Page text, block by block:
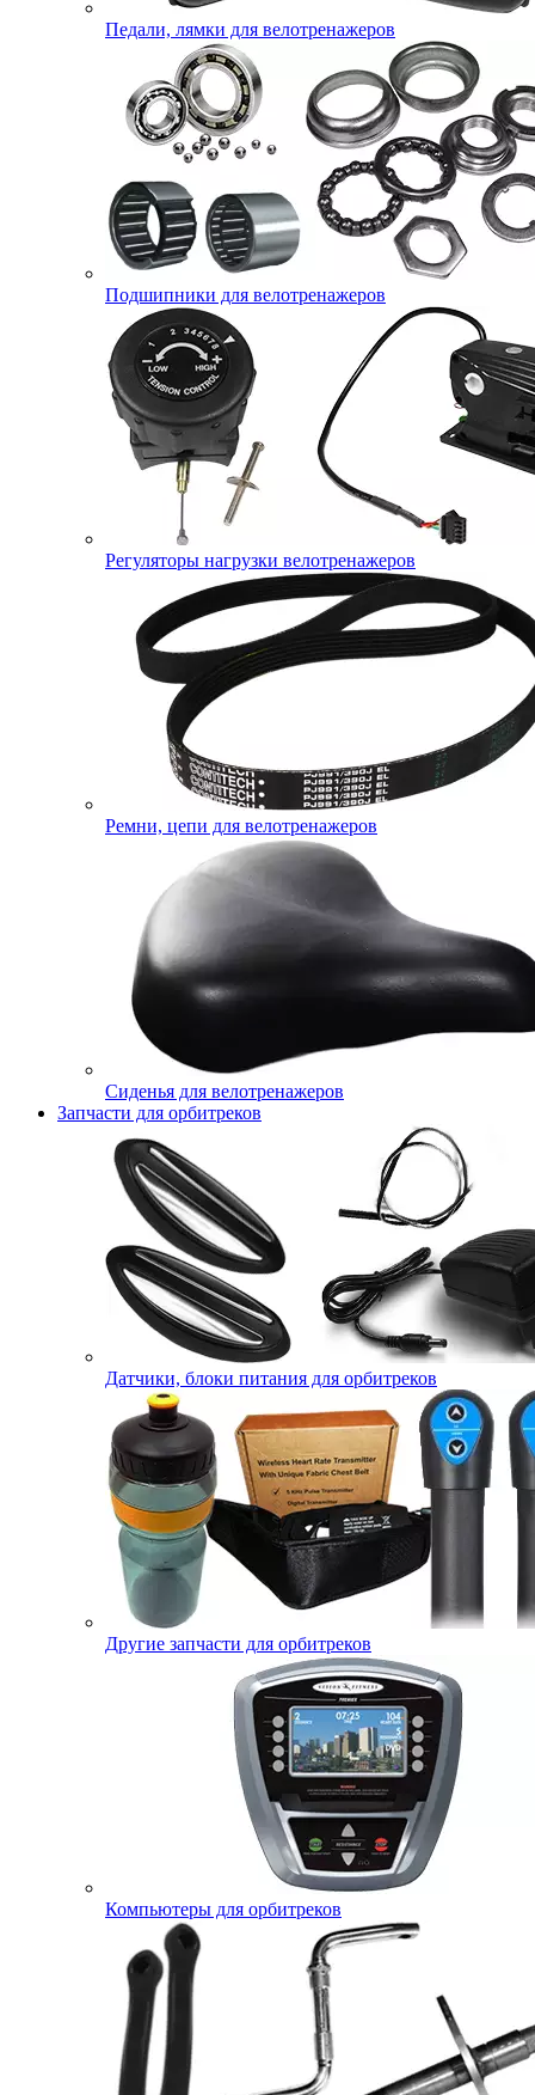
Педали, лямки для велотренажеров
Подшипники для велотренажеров
Регуляторы нагрузки велотренажеров
Ремни, цепи для велотренажеров
Сиденья для велотренажеров
Запчасти для орбитреков
Датчики, блоки питания для орбитреков
Другие запчасти для орбитреков
Компьютеры для орбитреков